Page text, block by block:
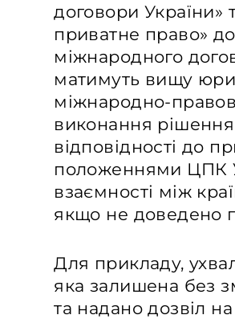
договори України»
приватне право»
міжнародного
матимуть вищу
міжнародно-
виконання
відповідності до
положеннями ЦПК
взаємності між
якщо не доведено
Для прикладу,
яка залишена без
та надано дозвіл